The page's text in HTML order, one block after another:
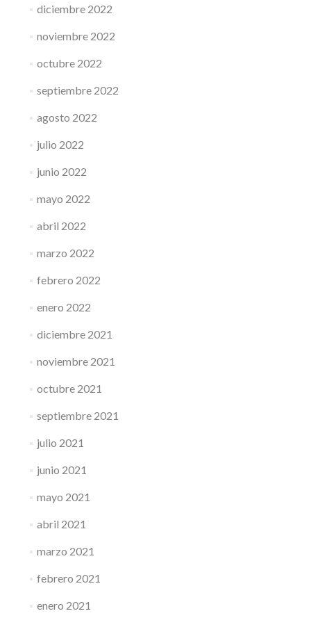
diciembre 2022
noviembre 2022
octubre 2022
septiembre 2022
agosto 2022
julio 2022
junio 2022
mayo 2022
abril 2022
marzo 2022
febrero 2022
enero 2022
diciembre 2021
noviembre 2021
octubre 2021
septiembre 2021
julio 2021
junio 2021
mayo 2021
abril 2021
marzo 2021
febrero 2021
enero 2021